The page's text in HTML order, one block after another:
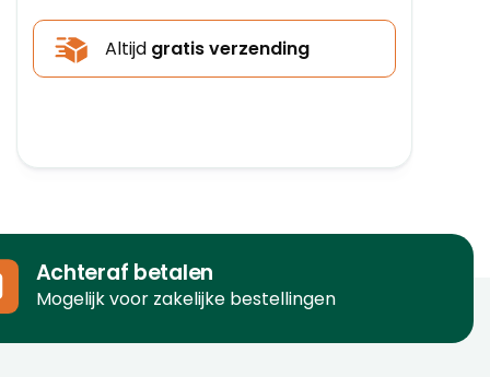
Altijd gratis verzending
Achteraf betalen
Mogelijk voor zakelijke bestellingen